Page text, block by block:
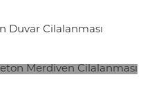
Duvar Cilalanması
Merdiven Cilalanması